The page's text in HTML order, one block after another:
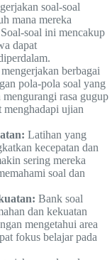
soal-soal
mana mereka
soal ini mencakup
dapat
berbagai
pola-pola soal yang
rasa gugup
menghadapi ujian
Latihan yang
kecepatan dan
sering mereka
soal dan
Bank soal
dan kekuatan
mengetahui area
fokus belajar pada